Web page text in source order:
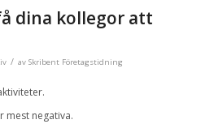
dina kollegor att
/ av Skribent Företagstidning
mest negativa.